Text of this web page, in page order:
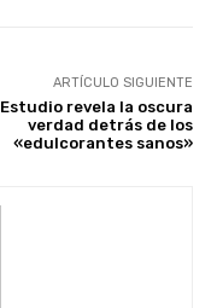
ARTÍCULO SIGUIENTE
Estudio revela la oscura
verdad detrás de los
«edulcorantes sanos»